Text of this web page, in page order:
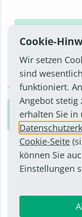
Hinweise zum
LEITUNG
Schumacher-
ADRESSE
53332 Bornheim
Cookie-
Wir setzen
sind
funktioniert.
Angebot stetig
erhalten Sie in
Cookie-Seite
können Sie
Einstellungen